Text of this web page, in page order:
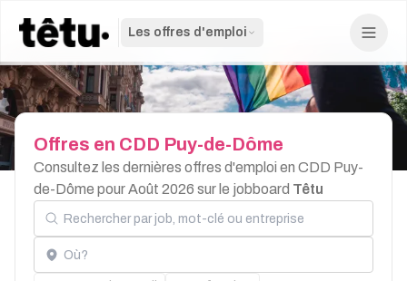
Les offres d'emploi
Offres en CDD Puy-de-Dôme
Consultez les dernières offres d'emploi en CDD Puy-
de-Dôme pour Août 2026 sur le jobboard Têtu
Rechercher par job, mot-clé ou entreprise
Localisation